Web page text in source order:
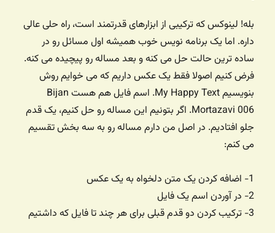
بله! لینوکس که ترکیبی از ابزارهای قدرتمند است، راه حلی عالی
داره. اما یک برنامه نویس خوب همیشه اول مسائل رو در
ساده ترین حالت حل می کنه و بعد مساله رو پیچیده می کنه.
فرض کنیم اصولا فقط یک عکس داریم که می خوایم روش
بنویسیم My Happy Text. اسم فایل هم هست Bijan
Mortazavi 006. اگر بتونیم این مساله رو حل کنیم، یک قدم
جلو افتادیم. در اصل من دارم مساله رو به سه بخش تقسیم
می کنم:
1- اضافه کردن یک متن دلخواه به یک عکس
2- در آوردن اسم یک فایل
3- ترکیب کردن دو قدم قبلی برای هر چند تا فایل که داشتیم